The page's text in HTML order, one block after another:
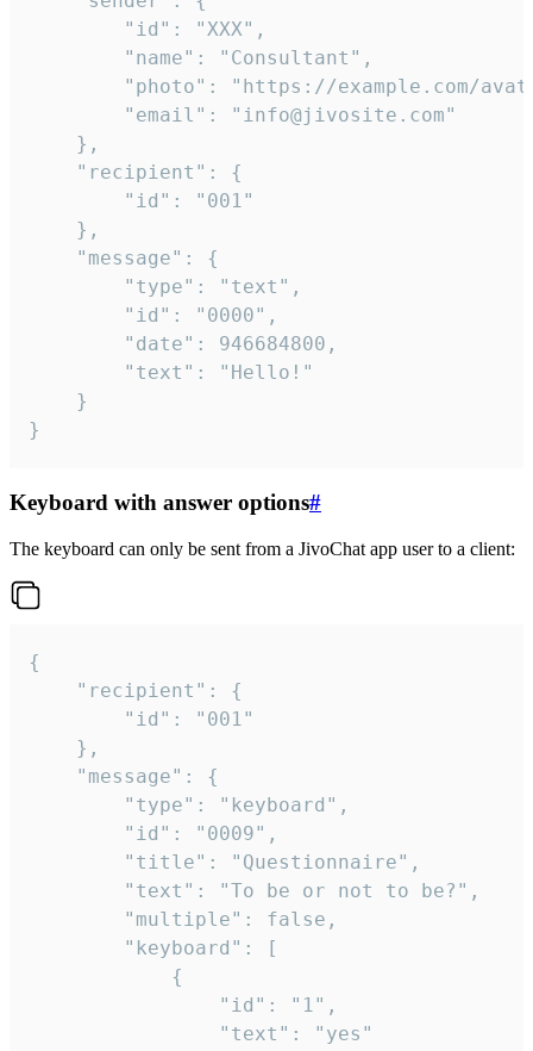
}
Keyboard with answer options#
The keyboard can only be sent from a JivoChat app user to a client:
{